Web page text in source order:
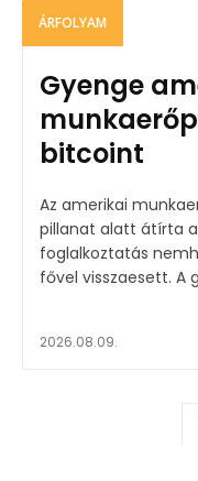
ÁRFOLYAM
Gyenge
bitcoint
Az amerikai
pillanat alatt átírta
foglalkoztatás
2026.08.09.